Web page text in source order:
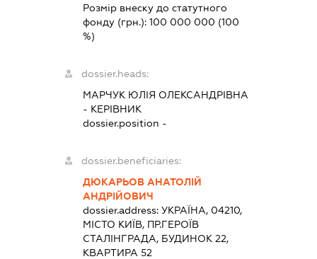
Розмір внеску до статутного
фонду (грн.):100 000 000 (100
%)
dossier.heads:
МАРЧУК ЮЛІЯ ОЛЕКСАНДРІВНА
- КЕРІВНИК
dossier.position -
dossier.beneficiaries:
ДЮКАРЬОВ АНАТОЛІЙ
АНДРІЙОВИЧ
dossier.address:УКРАЇНА, 04210,
МІСТО КИЇВ, ПР.ГЕРОЇВ
СТАЛІНГРАДА, БУДИНОК 22,
КВАРТИРА 52